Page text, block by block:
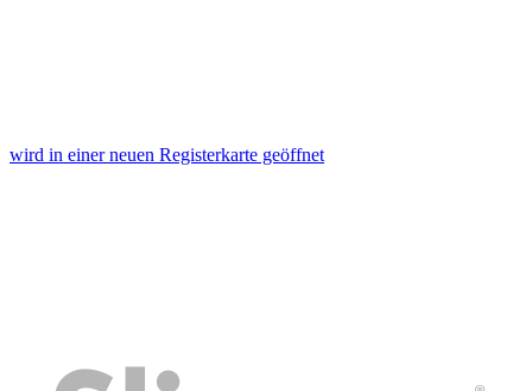
wird in einer neuen Registerkarte geöffnet